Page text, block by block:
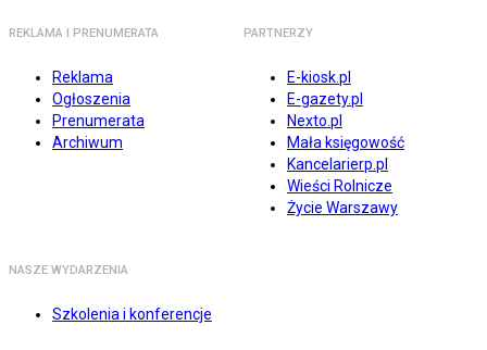
REKLAMA I PRENUMERATA
Reklama
Ogłoszenia
Prenumerata
Archiwum
PARTNERZY
E-kiosk.pl
E-gazety.pl
Nexto.pl
Mała księgowość
Kancelarierp.pl
Wieści Rolnicze
Życie Warszawy
NASZE WYDARZENIA
Szkolenia i konferencje